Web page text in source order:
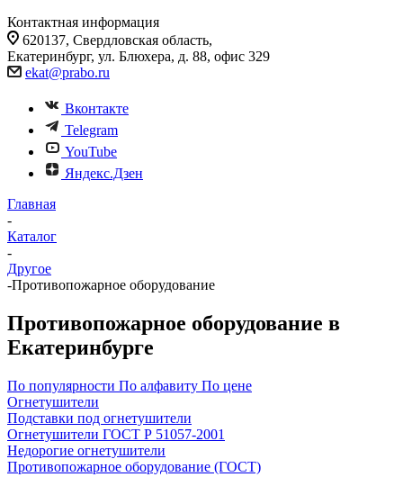
Контактная информация
620137, Свердловская область,
Екатеринбург, ул. Блюхера, д. 88, офис 329
ekat@prabo.ru
Вконтакте
Telegram
YouTube
Яндекс.Дзен
Главная
-
Каталог
-
Другое
-Противопожарное оборудование
Противопожарное оборудование в
Екатеринбурге
По популярности По алфавиту По цене
Огнетушители
Подставки под огнетушители
Огнетушители ГОСТ Р 51057-2001
Недорогие огнетушители
Противопожарное оборудование (ГОСТ)